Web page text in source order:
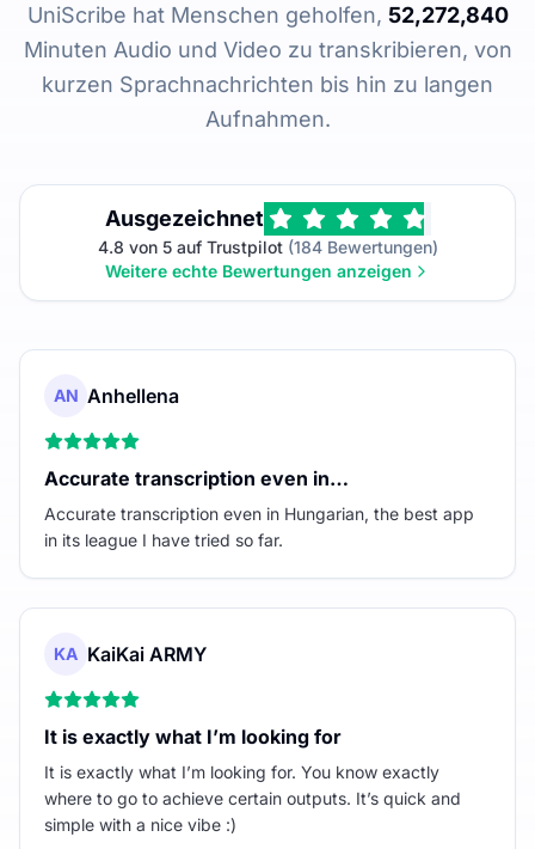
UniScribe hat Menschen geholfen, 52,272,840
Minuten Audio und Video zu transkribieren, von
kurzen Sprachnachrichten bis hin zu langen
Aufnahmen.
Ausgezeichnet
4.8 von 5 auf Trustpilot(184 Bewertungen)
Weitere echte Bewertungen anzeigen
AN Anhellena
Accurate transcription even in…
Accurate transcription even in Hungarian, the best app
in its league I have tried so far.
KA KaiKai ARMY
It is exactly what I’m looking for
It is exactly what I’m looking for. You know exactly
where to go to achieve certain outputs. It’s quick and
simple with a nice vibe :)